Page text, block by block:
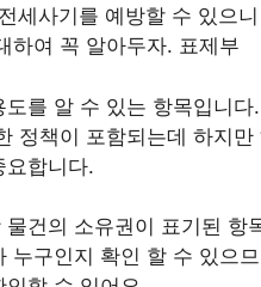
세사기를 예방할 수 있으
하여 꼭 알아두자. 표제부
도를 알 수 있는 항목입니
정책이 포함되는데 하지
요합니다.
물건의 소유권이 표기된 항
누구인지 확인 할 수 있으